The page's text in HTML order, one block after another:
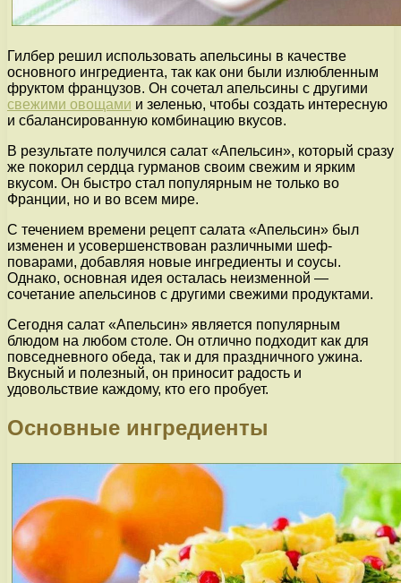
Гилбер решил использовать апельсины в качестве
основного ингредиента, так как они были излюбленным
фруктом французов. Он сочетал апельсины с другими
свежими овощами и зеленью, чтобы создать интересную
и сбалансированную комбинацию вкусов.
В результате получился салат «Апельсин», который сразу
же покорил сердца гурманов своим свежим и ярким
вкусом. Он быстро стал популярным не только во
Франции, но и во всем мире.
С течением времени рецепт салата «Апельсин» был
изменен и усовершенствован различными шеф-
поварами, добавляя новые ингредиенты и соусы.
Однако, основная идея осталась неизменной —
сочетание апельсинов с другими свежими продуктами.
Сегодня салат «Апельсин» является популярным
блюдом на любом столе. Он отлично подходит как для
повседневного обеда, так и для праздничного ужина.
Вкусный и полезный, он приносит радость и
удовольствие каждому, кто его пробует.
Основные ингредиенты